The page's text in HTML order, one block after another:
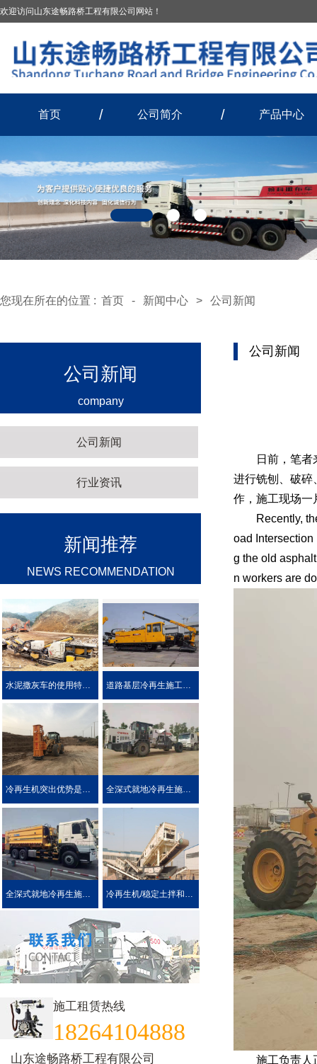
欢迎访问山东途畅路桥工程有限公司网站！
首页 公司简介 产品中心
您现在所在的位置 : 首页 - 新闻中心 > 公司新闻
公司新闻
company
公司新闻
行业资讯
新闻推荐
NEWS RECOMMENDATION
水泥撒灰车的使用特点及优势介绍 道路基层冷再生施工工艺
冷再生机突出优势是被用户喜爱的原因！ 全深式就地冷再生施工工艺特点介绍
全深式就地冷再生施工中所使用的机械设施设备 冷再生机/稳定土拌和机主要用于哪些作业?
施工租赁热线
18264104888
山东途畅路桥工程有限公司
公司新闻
日前，笔者来
进行铣刨、破碎
作，施工现场一
Recently, the
oad
g the old
n workers are
施工负责人正